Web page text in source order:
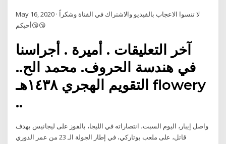
May 16, 2020 · لا تنسوا الاعجاب بالفيديو والاشتراك في القناة وشكراً
أحبكم😘😘
آخر التعليقات . أميرة . أجراسنا
في هندسة الحروف. محمد الح..
التقويم الهجري ١٤٣٨هـ flowery
..
واصل إيبار، اليوم السبت، انتصاراته في الليجا، بالفوز على ليجانيس بهدف
قاتل، على ملعب بوتاركي، في إطار الجولة الـ 23 من عمر الدوري